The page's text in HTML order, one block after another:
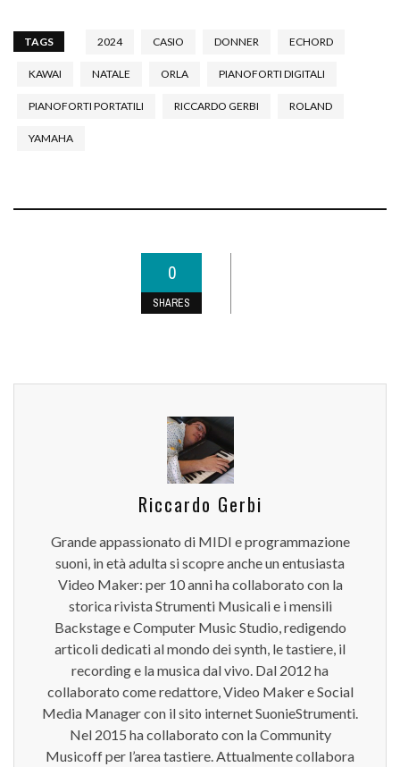
TAGS 2024 CASIO DONNER ECHORD
KAWAI NATALE ORLA PIANOFORTI DIGITALI
PIANOFORTI PORTATILI RICCARDO GERBI ROLAND
YAMAHA
0
SHARES
Riccardo Gerbi
Grande appassionato di MIDI e programmazione
suoni, in età adulta si scopre anche un entusiasta
Video Maker: per 10 anni ha collaborato con la
storica rivista Strumenti Musicali e i mensili
Backstage e Computer Music Studio, redigendo
articoli dedicati al mondo dei synth, le tastiere, il
recording e la musica dal vivo. Dal 2012 ha
collaborato come redattore, Video Maker e Social
Media Manager con il sito internet SuonieStrumenti.
Nel 2015 ha collaborato con la Community
Musicoff per l’area tastiere. Attualmente collabora